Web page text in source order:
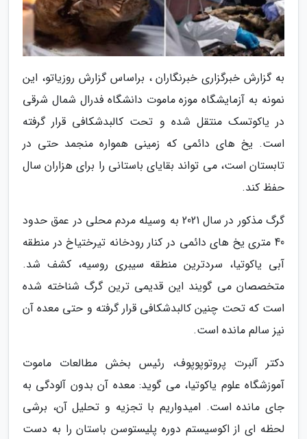
به گزارش خبرگزاری خبرنگاران ، براساس گزارش روزیاتو، این
نمونه به آزمایشگاه موزه ماموت دانشگاه فدرال شمال شرقی
در یاکوتسک منتقل شده و تحت کالبدشکافی قرار گرفته
است. یخ های دائمی که زمینی همواره منجمد حتی در
تابستان است، می تواند بقایای باستانی را برای هزاران سال
حفظ کند.
گرگ مذکور در سال 2021 به وسیله مردم محلی در عمق حدود
40 متری یخ های دائمی در کنار رودخانه تیرختیاخ در منطقه
آبی یاکوتیا، سردترین منطقه سیبری روسیه، کشف شد.
متخصصان می گویند این قدیمی ترین گرگ شناخته شده
است که تحت چنین کالبدشکافی قرار گرفته و حتی معده آن
نیز سالم مانده است.
دکتر آلبرت پروتوپوپوف، رئیس بخش مطالعات ماموت
آموزشگاه علوم یاکوتیا، می گوید: معده آن بدون آلودگی به
جای مانده است. امیدواریم با تجزیه و تحلیل آن، برشی
لحظه ای از اکوسیستم دوره پلیستوسن باستان را به دست